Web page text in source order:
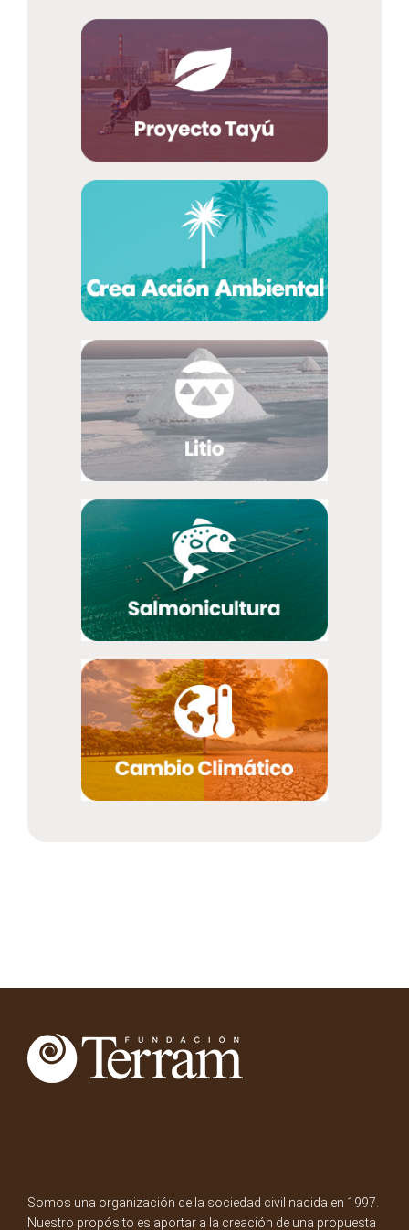
Somos una organización de la sociedad civil nacida en 1997.
Nuestro propósito es aportar a la creación de una propuesta